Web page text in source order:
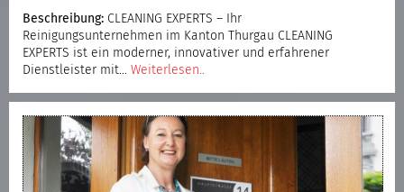
Beschreibung: CLEANING EXPERTS – Ihr
Reinigungsunternehmen im Kanton Thurgau CLEANING
EXPERTS ist ein moderner, innovativer und erfahrener
Dienstleister mit… Weiterlesen..